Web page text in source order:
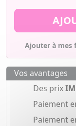
Ajouter à mes
Vos avantages
Des prix
Paiement
Paiement